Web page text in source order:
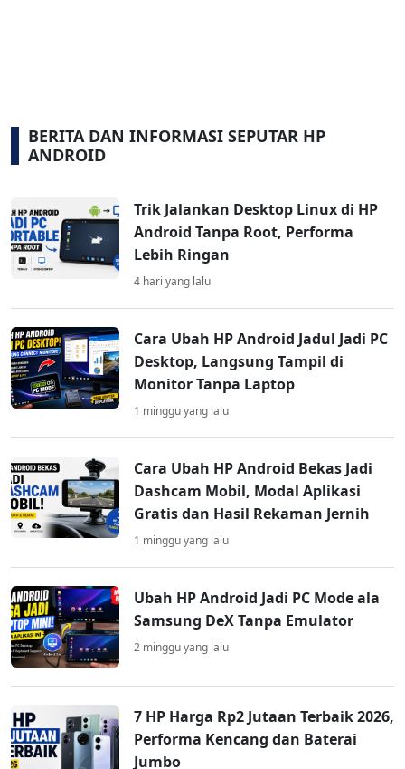
BERITA DAN INFORMASI SEPUTAR HP
ANDROID
Trik Jalankan Desktop Linux di HP
Android Tanpa Root, Performa
Lebih Ringan
4 hari yang lalu
Cara Ubah HP Android Jadul Jadi PC
Desktop, Langsung Tampil di
Monitor Tanpa Laptop
1 minggu yang lalu
Cara Ubah HP Android Bekas Jadi
Dashcam Mobil, Modal Aplikasi
Gratis dan Hasil Rekaman Jernih
1 minggu yang lalu
Ubah HP Android Jadi PC Mode ala
Samsung DeX Tanpa Emulator
2 minggu yang lalu
7 HP Harga Rp2 Jutaan Terbaik 2026,
Performa Kencang dan Baterai
Jumbo